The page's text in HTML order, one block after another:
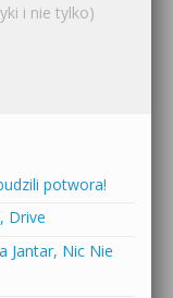
i nie tylko)
potwora!
Drive
Jantar, Nic Nie